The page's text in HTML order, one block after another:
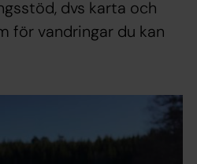
dvs karta och
för vandringar du kan